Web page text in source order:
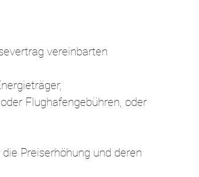
vereinbarten
Flughafengebühren, oder
Preiserhöhung und deren